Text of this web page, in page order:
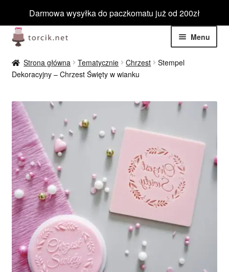
Darmowa wysyłka do paczkomatu już od 200zł
Przejdź
do
nawigacji
Przejdź
do
treści
Menu
Jadalne
menu
Barwniki spożywcze
Rozwiń
Tematyczne
Rozwiń
menu
Blog
Wyprzedaż
Nowości
Ozdoby na tort weselny
Strona główna Tematycznie Chrzest
Stempel
Dekoracyjny – Chrzest Święty w wianku